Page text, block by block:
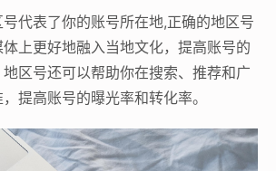
代表了你的账号所在地,正确的地区号
上更好地融入当地文化，提高账号的
区号还可以帮助你在搜索、推荐和广
提高账号的曝光率和转化率。